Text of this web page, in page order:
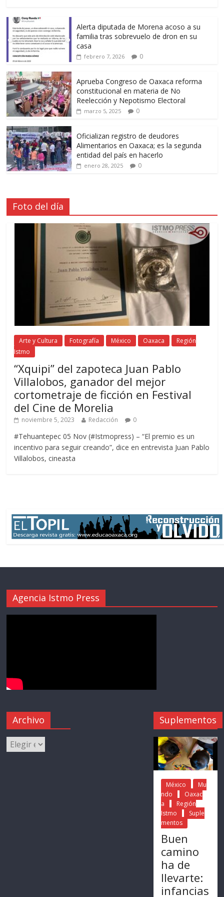
Alerta diputada de Morena acoso a su
familia tras sobrevuelo de dron en su
casa
febrero 7, 2026 0
Aprueba Congreso de Oaxaca reforma
constitucional en materia de No
Reelección y Nepotismo Electoral
marzo 5, 2025 0
Oficializan registro de deudores
Alimentarios en Oaxaca; es la segunda
entidad del país en hacerlo
enero 28, 2025 0
Foto del día
Arte y Cultura Fotografía México Oaxaca
Región
Istmo
“Xquipi” del zapoteca Juan Pablo
Villalobos, ganador del mejor
cortometraje de ficción en Festival
del Cine de Morelia
noviembre 5, 2023 Redacción 0
#Tehuantepec 05 Nov (#Istmopress) – “El premio es un
incentivo para seguir creando”, dice en entrevista Juan Pablo
Villalobos, cineasta
Agencia Istmo Press
Archivo Suplementos
México
Mu
ndo
Oaxac
a
Región
Istmo
Suple
mentos
Buen
camino
ha de
llevarte:
infancias